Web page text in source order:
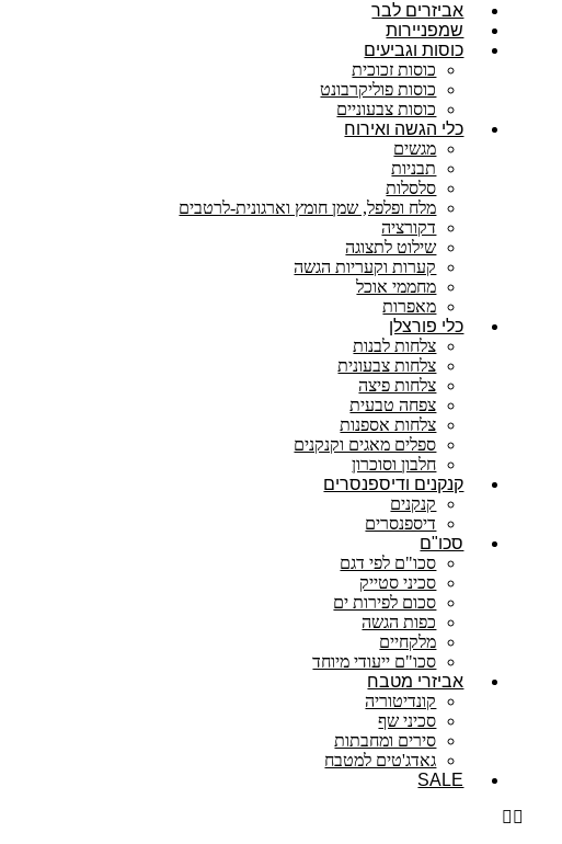
אביזרים לבר
שמפניירות
כוסות וגביעים
כוסות זכוכית
כוסות פוליקרבונט
כוסות צבעוניים
כלי הגשה ואירוח
מגשים
תבניות
סלסלות
מלח ופלפל, שמן חומץ וארגונית-לרטבים
דקורציה
שילוט לתצוגה
קערות וקעריות הגשה
מחממי אוכל
מאפרות
כלי פורצלן
צלחות לבנות
צלחות צבעונית
צלחות פיצה
צפחה טבעית
צלחות אספנות
ספלים מאגים וקנקנים
חלבון וסוכרון
קנקנים ודיספנסרים
קנקנים
דיספנסרים
סכו"ם
סכו"ם לפי דגם
סכיני סטייק
סכום לפירות ים
כפות הגשה
מלקחיים
סכו"ם ייעודי מיוחד
אביזרי מטבח
קונדיטוריה
סכיני שף
סירים ומחבתות
גאדג'טים למטבח
SALE